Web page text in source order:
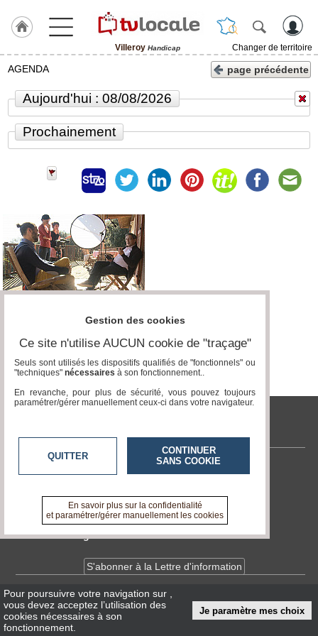
Villeroy Handicap
Changer de territoire
J'adhère
ACCUEIL
Villeroy
RUBRIQUES
Agenda
Gazette
Médias
groupe
Blogs
Prémium
annuaire
Accès
AGENDA page précédente
Aujourd'hui : 08/08/2026
Prochainement
tvlocale.fr
Contactez-nous
A propos de tvlocale.fr
Devenir délégué
S'abonner à la Lettre d'information
InfosCNIL/RGPD
Conditions Générales d'Utilisation
Pour poursuivre votre navigation sur
vous devez acceptez l’utilisation des
cookies nécessaires à son
fonctionnement.
Je paramètre mes choix
Gestion des cookies
Ce site n'utilise AUCUN cookie de "traçage"
Seuls sont utilisés les dispositifs qualifiés de "fonctionnels" ou
"techniques" nécessaires à son fonctionnement..
En revanche, pour plus de sécurité, vous pouvez toujours
paramétrer/gérer manuellement ceux-ci dans votre navigateur.
QUITTER
CONTINUER
SANS COOKIE
En savoir plus sur la confidentialité
et paramétrer/gérer manuellement les cookies